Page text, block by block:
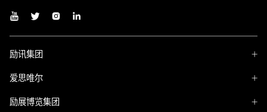
励讯集团
爱思唯尔
励展博览集团